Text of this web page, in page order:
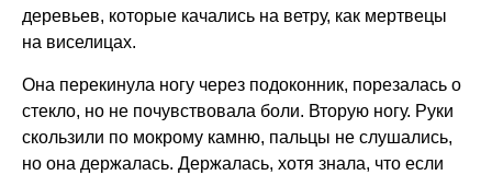
деревьев, которые качались на ветру, как мертвецы
на виселицах.
Она перекинула ногу через подоконник, порезалась о
стекло, но не почувствовала боли. Вторую ногу. Руки
скользили по мокрому камню, пальцы не слушались,
но она держалась. Держалась, хотя знала, что если